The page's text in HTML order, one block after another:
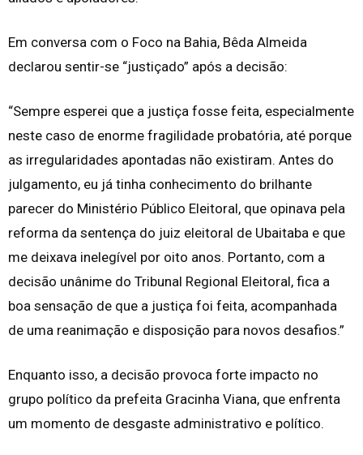
Em conversa com o Foco na Bahia, Bêda Almeida
declarou sentir-se “justiçado” após a decisão:
“Sempre esperei que a justiça fosse feita, especialmente
neste caso de enorme fragilidade probatória, até porque
as irregularidades apontadas não existiram. Antes do
julgamento, eu já tinha conhecimento do brilhante
parecer do Ministério Público Eleitoral, que opinava pela
reforma da sentença do juiz eleitoral de Ubaitaba e que
me deixava inelegível por oito anos. Portanto, com a
decisão unânime do Tribunal Regional Eleitoral, fica a
boa sensação de que a justiça foi feita, acompanhada
de uma reanimação e disposição para novos desafios.”
Enquanto isso, a decisão provoca forte impacto no
grupo político da prefeita Gracinha Viana, que enfrenta
um momento de desgaste administrativo e político.